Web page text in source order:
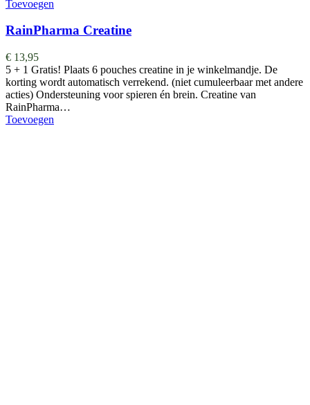
Toevoegen
RainPharma Creatine
€ 13,95
5 + 1 Gratis! Plaats 6 pouches creatine in je winkelmandje. De
korting wordt automatisch verrekend. (niet cumuleerbaar met andere
acties) Ondersteuning voor spieren én brein. Creatine van
RainPharma…
Toevoegen